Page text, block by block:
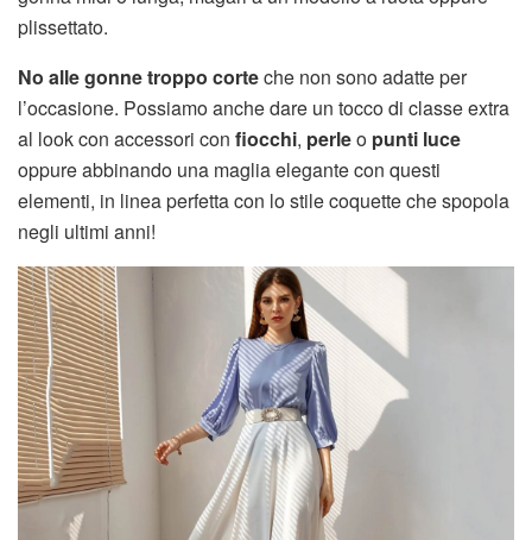
plissettato.
No alle gonne troppo corteche non sono adatte per
l’occasione. Possiamo anche dare un tocco di classe extra
al look con accessori con fiocchi, perleo punti luce
oppure abbinando una maglia elegante con questi
elementi, in linea perfetta con lo stile coquette che spopola
negli ultimi anni!